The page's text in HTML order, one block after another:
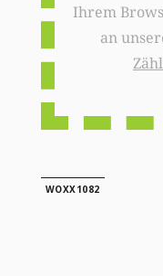
Ihrem
an
WOXX1082